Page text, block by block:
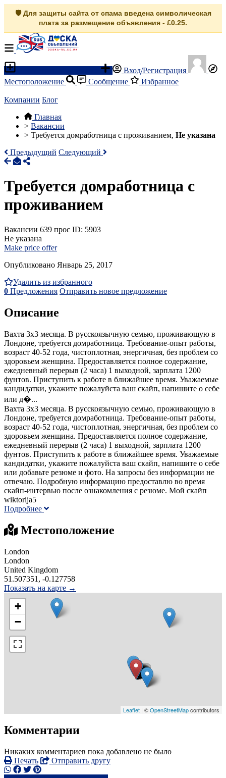
🛡️ Для защиты сайта от спама введена символическая
плата за размещение объявления - £0.25.
Вход/Регистрация
Местоположение
Сообщение Избранное
Компании Блог
Главная
> Вакансии
> Требуется домработница с проживанием, Не указана
Предыдущий Следующий
Требуется домработница с
проживанием
Вакансии 639 прос ID: 5903
Не указана
Make price offer
Опубликовано Январь 25, 2017
Удалить из избранного
0 Предложения Отправить новое предложение
Описание
Вахта 3x3 месяца. В русскоязычную семью, проживающую в
Лондоне, требуется домработница. Требование-опыт работы,
возраст 40-52 года, чистоплотная, энергичная, без проблем со
здоровьем женщина. Предоставляется полное содержание,
ежедневный перерыв (2 часа) 1 выходной, зарплата 1200
фунтов. Приступить к работе в ближайшее время. Уважаемые
кандидатки, укажите пожалуйста ваш скайп, напишите о себе
или д�...
Вахта 3x3 месяца. В русскоязычную семью, проживающую в
Лондоне, требуется домработница. Требование-опыт работы,
возраст 40-52 года, чистоплотная, энергичная, без проблем со
здоровьем женщина. Предоставляется полное содержание,
ежедневный перерыв (2 часа) 1 выходной, зарплата 1200
фунтов. Приступить к работе в ближайшее время. Уважаемые
кандидатки, укажите пожалуйста ваш скайп, напишите о себе
или добавьте резюме и фото. На запросы без информации не
отвечаю. Подробную информацию предоставлю во время
скайп-интервью после ознакомления с резюме. Мой скайп
wiktorija5
Подробнее
Местоположение
London
London
United Kingdom
51.507351, -0.127758
Показать на карте →
+
−
Leaflet | ©OpenStreetMapcontributors
Комментарии
Никаких комментариев пока добавлено не было
Печать
Отправить другу